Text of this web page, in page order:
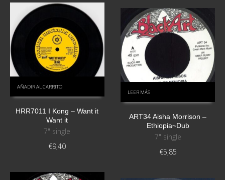
AÑADIR AL CARRITO
HRR7011 I Kong – Want it
Want it
7" single
€9,40
LEER MÁS
ART34 Aisha Morrison –
Ethiopia~Dub
7" single
€5,85